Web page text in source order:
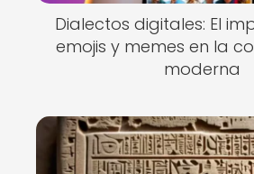
Dialectos digitales: El
emojis y memes en la
moderna